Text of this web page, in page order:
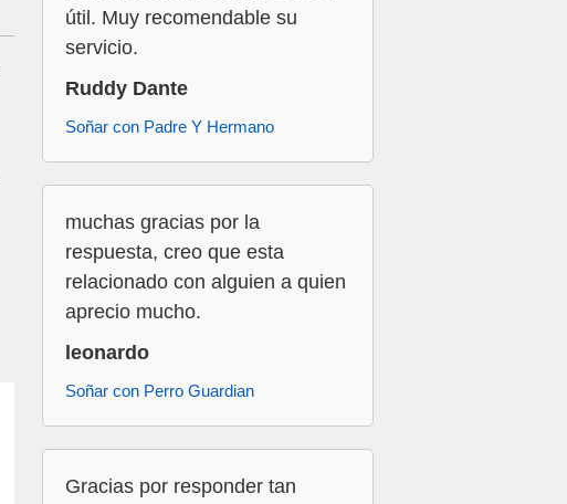
útil. Muy recomendable su
servicio.
Ruddy Dante
Soñar con Padre Y Hermano
muchas gracias por la
respuesta, creo que esta
relacionado con alguien a quien
aprecio mucho.
leonardo
Soñar con Perro Guardian
Gracias por responder tan